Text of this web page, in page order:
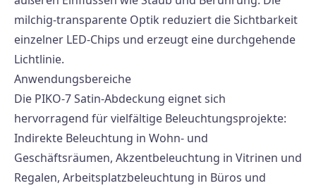
milchig-transparente Optik reduziert die Sichtbarkeit
einzelner LED-Chips und erzeugt eine durchgehende
Lichtlinie.
Anwendungsbereiche
Die PIKO-7 Satin-Abdeckung eignet sich
hervorragend für vielfältige Beleuchtungsprojekte:
Indirekte Beleuchtung in Wohn- und
Geschäftsräumen, Akzentbeleuchtung in Vitrinen und
Regalen, Arbeitsplatzbeleuchtung in Büros und